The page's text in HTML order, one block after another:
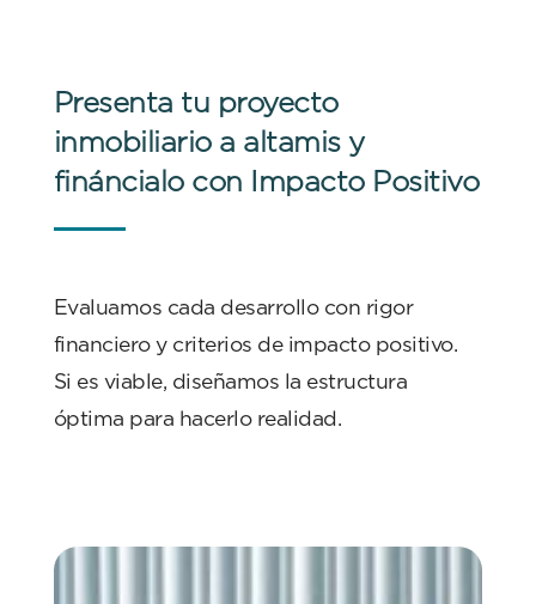
Presenta tu proyecto
inmobiliario a altamis y
fináncialo con Impacto Positivo
Evaluamos cada desarrollo con rigor
financiero y criterios de impacto positivo.
Si es viable, diseñamos la estructura
óptima para hacerlo realidad.